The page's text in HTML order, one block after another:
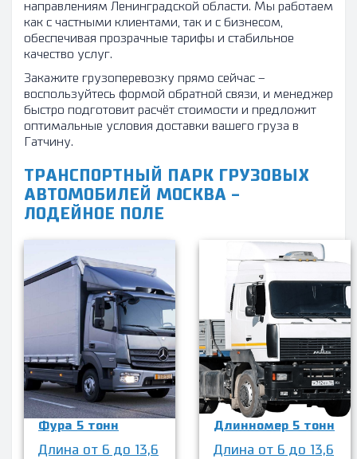
направлениям Ленинградской области. Мы работаем
как с частными клиентами, так и с бизнесом,
обеспечивая прозрачные тарифы и стабильное
качество услуг.
Закажите грузоперевозку прямо сейчас –
воспользуйтесь формой обратной связи, и менеджер
быстро подготовит расчёт стоимости и предложит
оптимальные условия доставки вашего груза в
Гатчину.
ТРАНСПОРТНЫЙ ПАРК ГРУЗОВЫХ
АВТОМОБИЛЕЙ МОСКВА -
ЛОДЕЙНОЕ ПОЛЕ
Фура 5 тонн
Длина от 6 до 13,6
Длинномер 5 тонн
Длина от 6 до 13,6